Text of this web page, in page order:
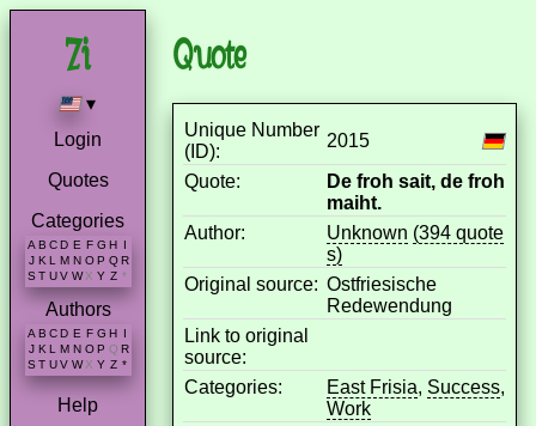
▾
Login
Quotes
Categories
A B C D E F G H I
J K L M N O P Q R
S T U V W X Y Z *
Authors
A B C D E F G H
J K L M N O P Q R
S T U V W X Y Z *
Help
Quote
Unique Number
(ID):
2015
Quote:
De froh sait, de froh
maiht.
Author:
Unknown (394 quote
s)
Original source: Ostfriesische
Redewendung
Link to original
source:
Categories:
East Frisia, Success,
Work